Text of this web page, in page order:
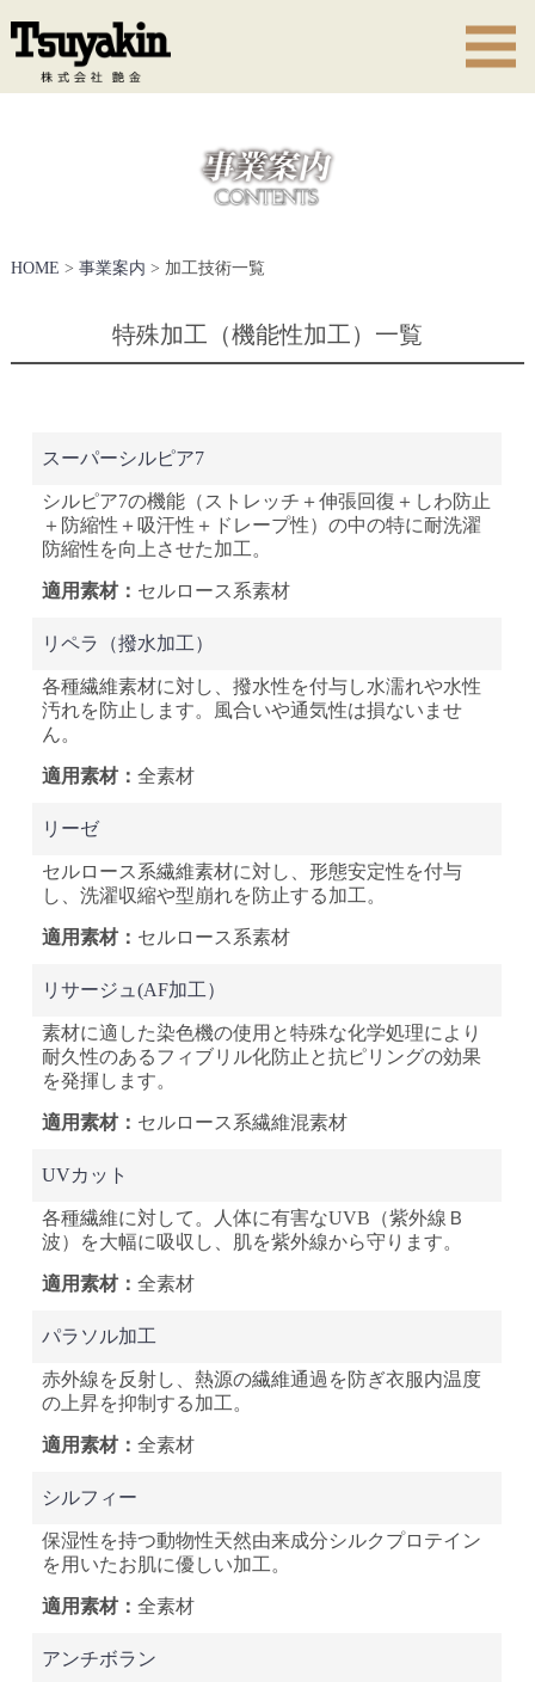
HOME > 事業案内 > 加工技術一覧
特殊加工（機能性加工）一覧
スーパーシルピア7
シルピア7の機能（ストレッチ＋伸張回復＋しわ防止
＋防縮性＋吸汗性＋ドレープ性）の中の特に耐洗濯
防縮性を向上させた加工。
セルロース系素材
リペラ（撥水加工）
各種繊維素材に対し、撥水性を付与し水濡れや水性
汚れを防止します。風合いや通気性は損ないませ
ん。
全素材
リーゼ
セルロース系繊維素材に対し、形態安定性を付与
し、洗濯収縮や型崩れを防止する加工。
セルロース系素材
リサージュ(AF加工）
素材に適した染色機の使用と特殊な化学処理により
耐久性のあるフィブリル化防止と抗ピリングの効果
を発揮します。
セルロース系繊維混素材
UVカット
各種繊維に対して。人体に有害なUVB（紫外線Ｂ
波）を大幅に吸収し、肌を紫外線から守ります。
全素材
パラソル加工
赤外線を反射し、熱源の繊維通過を防ぎ衣服内温度
の上昇を抑制する加工。
全素材
シルフィー
保湿性を持つ動物性天然由来成分シルクプロテイン
を用いたお肌に優しい加工。
全素材
アンチボラン